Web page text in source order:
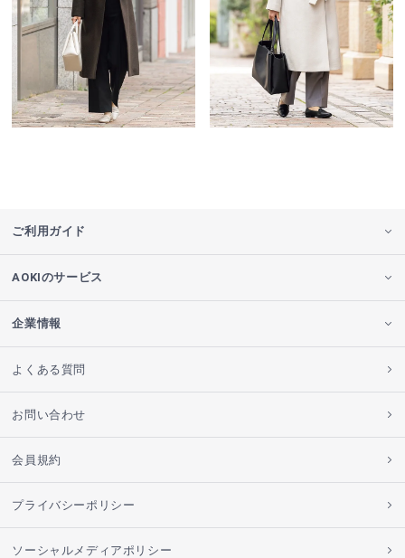
ご利用ガイド
AOKIのサービス
企業情報
よくある質問
お問い合わせ
会員規約
プライバシーポリシー
ソーシャルメディアポリシー